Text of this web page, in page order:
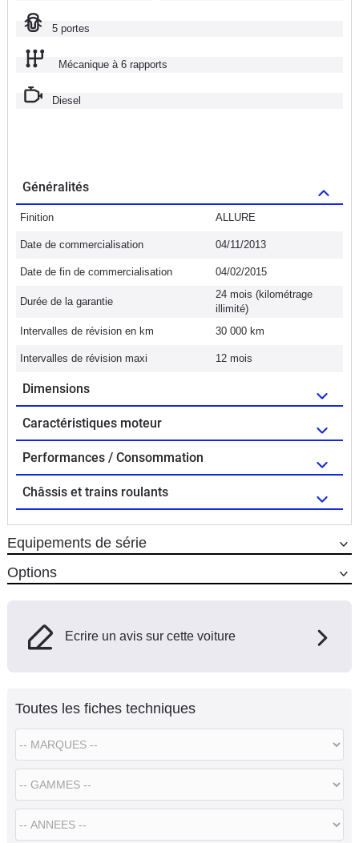
5 portes
Mécanique à 6 rapports
Diesel
Généralités
Finition ALLURE
Date de commercialisation 04/11/2013
Date de fin de commercialisation 04/02/2015
Durée de la garantie
24 mois (kilométrage
illimité)
Intervalles de révision en km
30 000 km
Intervalles de révision maxi 12 mois
Dimensions
Caractéristiques moteur
Performances / Consommation
Châssis et trains roulants
Equipements de série
Options
Ecrire un avis sur cette voiture
Toutes les fiches techniques